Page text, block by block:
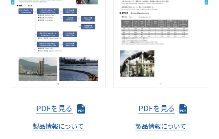
PDFを見る
製品情報について
PDFを見る
製品情報について